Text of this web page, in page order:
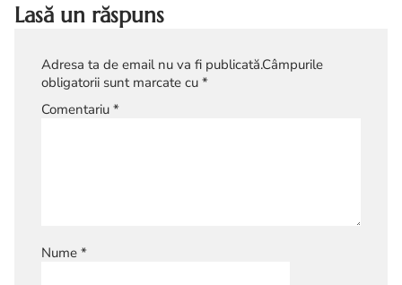
Lasă un răspuns
Adresa ta de email nu va fi publicată.Câmpurile
obligatorii sunt marcate cu *
Comentariu *
Nume *